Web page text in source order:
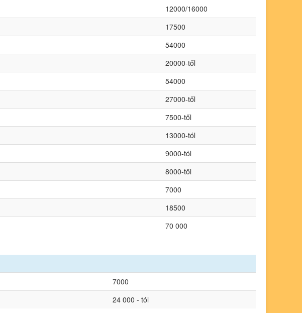
12000/16000
17500
54000
20000-től
54000
27000-től
7500-től
13000-tól
9000-tól
8000-től
7000
18500
70 000
7000
24 000 - tól